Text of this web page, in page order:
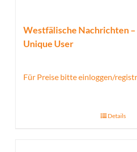
Westfälische Nachrichten –
Unique User
Für Preise bitte einloggen/
Details